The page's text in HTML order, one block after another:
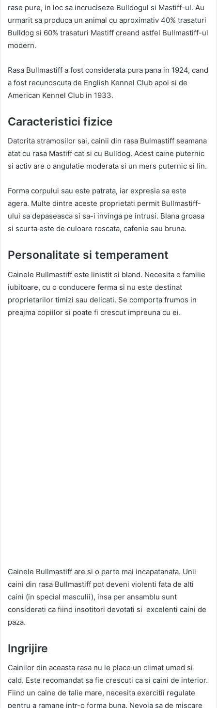
rase pure, in loc sa incruciseze Bulldogul si Mastiff-ul. Au
urmarit sa produca un animal cu aproximativ 40% trasaturi
Bulldog si 60% trasaturi Mastiff creand astfel Bullmastiff-ul
modern.
Rasa Bullmastiff a fost considerata pura pana in 1924, cand
a fost recunoscuta de English Kennel Club apoi si de
American Kennel Club in 1933.
Caracteristici fizice
Datorita stramosilor sai, cainii din rasa Bulmastiff seamana
atat cu rasa Mastiff cat si cu Bulldog. Acest caine puternic
si activ are o angulatie moderata si un mers puternic si lin.
Forma corpului sau este patrata, iar expresia sa este
agera. Multe dintre aceste proprietati permit Bullmastiff-
ului sa depaseasca si sa-i invinga pe intrusi. Blana groasa
si scurta este de culoare roscata, cafenie sau bruna.
Personalitate si temperament
Cainele Bullmastiff este linistit si bland. Necesita o familie
iubitoare, cu o conducere ferma si nu este destinat
proprietarilor timizi sau delicati. Se comporta frumos in
preajma copiilor si poate fi crescut impreuna cu ei.
Cainele Bullmastiff are si o parte mai incapatanata. Unii
caini din rasa Bullmastiff pot deveni violenti fata de alti
caini (in special masculii), insa per ansamblu sunt
considerati ca fiind insotitori devotati si excelenti caini de
paza.
Ingrijire
Cainilor din aceasta rasa nu le place un climat umed si
cald. Este recomandat sa fie crescuti ca si caini de interior.
Fiind un caine de talie mare, necesita exercitii regulate
pentru a ramane intr-o forma buna. Nevoia sa de miscare